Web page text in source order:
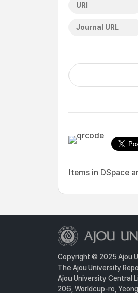
URI
Journal URL
Items in DSpace
Copyright © 2025 Ajou
The Ajou University
Ajou University Central
206, Worldcup-ro,